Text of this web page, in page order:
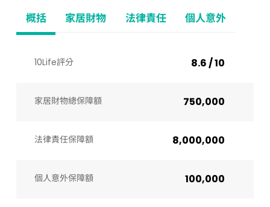
概括 家居財物 法律責任 個人意外
10Life評分 8.6 / 10
家居財物總保障額 750,000
法律責任保障額 8,000,000
個人意外保障額 100,000